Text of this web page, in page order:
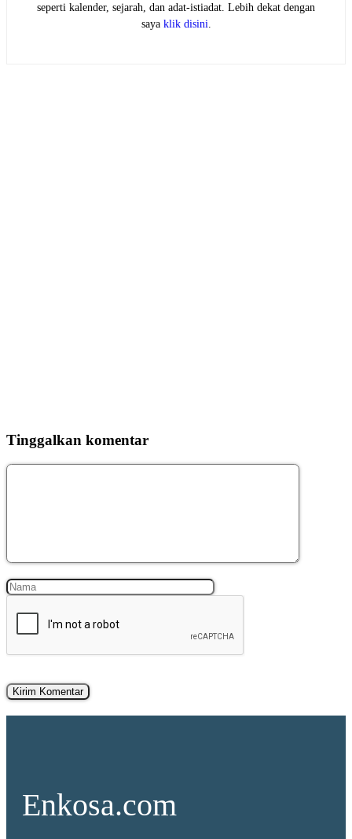
seperti kalender, sejarah, dan adat-istiadat. Lebih dekat dengan
saya klik disini.
Tinggalkan komentar
Komentar
Nama Surel
Enkosa.com